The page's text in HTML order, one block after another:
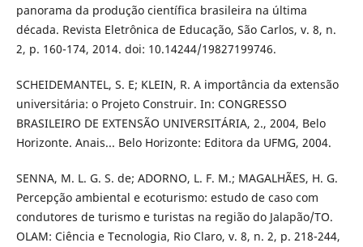
panorama da produção científica brasileira na última
década. Revista Eletrônica de Educação, São Carlos, v. 8, n.
2, p. 160-174, 2014. doi: 10.14244/19827199746.
SCHEIDEMANTEL, S. E; KLEIN, R. A importância da extensão
universitária: o Projeto Construir. In: CONGRESSO
BRASILEIRO DE EXTENSÃO UNIVERSITÁRIA, 2., 2004, Belo
Horizonte. Anais... Belo Horizonte: Editora da UFMG, 2004.
SENNA, M. L. G. S. de; ADORNO, L. F. M.; MAGALHÃES, H. G.
Percepção ambiental e ecoturismo: estudo de caso com
condutores de turismo e turistas na região do Jalapão/TO.
OLAM: Ciência e Tecnologia, Rio Claro, v. 8, n. 2, p. 218-244,